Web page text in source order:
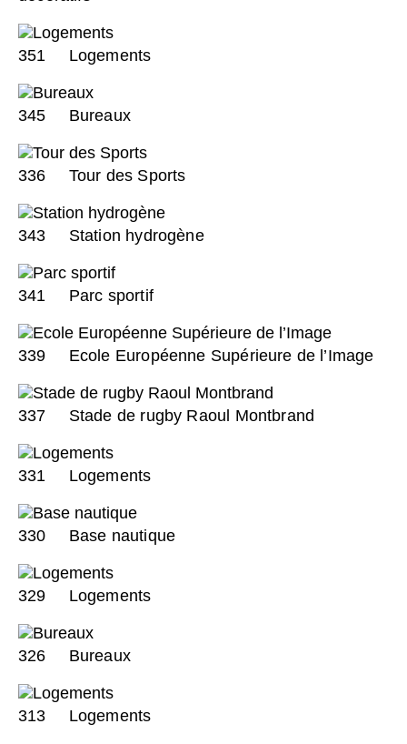
351 Logements
345 Bureaux
336 Tour des Sports
343 Station hydrogène
341 Parc sportif
339 Ecole Européenne Supérieure de l’Image
337 Stade de rugby Raoul Montbrand
331 Logements
330 Base nautique
329 Logements
326 Bureaux
313 Logements